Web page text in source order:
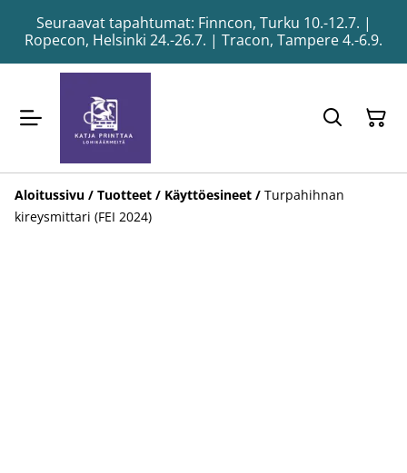
Seuraavat tapahtumat: Finncon, Turku 10.-12.7. |
Ropecon, Helsinki 24.-26.7. | Tracon, Tampere 4.-6.9.
Aloitussivu / Tuotteet / Käyttöesineet / Turpahihnan
kireysmittari (FEI 2024)